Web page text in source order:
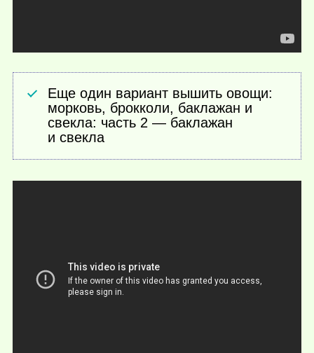
Еще один вариант вышить овощи:
морковь, брокколи, баклажан и
свекла: часть 2 — баклажан
и свекла